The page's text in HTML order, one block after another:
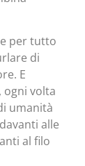
per tutto
di
E
ogni volta
umanità
alle
al filo